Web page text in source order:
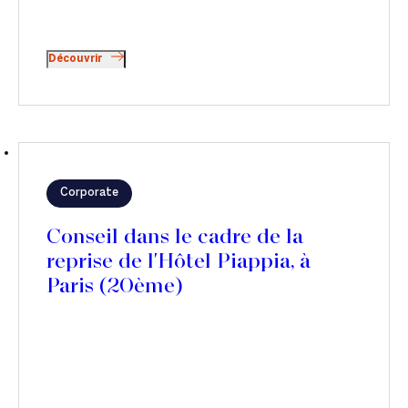
Découvrir
Corporate
Conseil dans le cadre de la
reprise de l'Hôtel Piappia, à
Paris (20ème)